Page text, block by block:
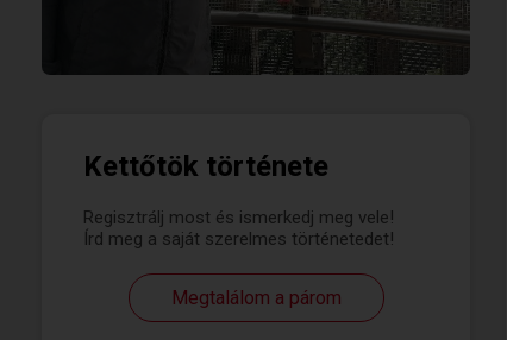
Kettőtök története
Regisztrálj most és ismerkedj meg vele!
Írd meg a saját szerelmes történetedet!
Megtalálom a párom